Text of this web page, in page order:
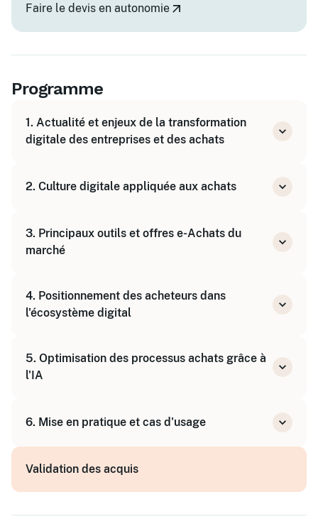
Faire le devis en autonomie
Programme
1. Actualité et enjeux de la transformation
digitale des entreprises et des achats
les achats
2. Culture digitale appliquée aux achats
fonction achats
Sensibilisation aux concepts clés : Cloud, Big
3. Principaux outils et offres e-Achats du
marché
disponibles
Analyse des fonctionnalités et cas d'usage
4. Positionnement des acheteurs dans
l'écosystème digital
digitale
5. Optimisation des processus achats grâce à
l'IA
Utilisation de l'IA pour la prise de décision et
6. Mise en pratique et cas d'usage
IA
Études de cas spécifiques aux achats
Validation des acquis